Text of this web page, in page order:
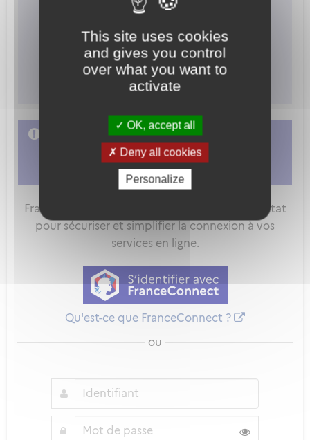
This site uses cookies
and gives you control
over what you want to
activate
OK, accept all
Deny all cookies
Personalize
-Licence pleine;
-Dégradation.
L'accès à cette démarche ne vous est pas
autorisé. Afin d'y avoir accès, vous devez
vous connecterouvous créer un compte
FranceConnect est la solution proposée par l'Etat
pour sécuriser et simplifier la connexion à vos
services en ligne.
Qu'est-ce que FranceConnect ?
ou